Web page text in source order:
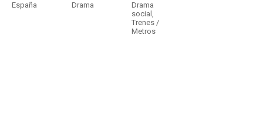
España Drama
Drama
social ,
Trenes /
Metros